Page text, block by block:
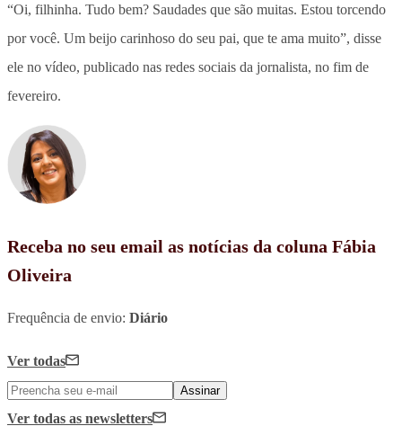
“Oi, filhinha. Tudo bem? Saudades que são muitas. Estou torcendo
por você. Um beijo carinhoso do seu pai, que te ama muito”, disse
ele no vídeo, publicado nas redes sociais da jornalista, no fim de
fevereiro.
Receba no seu email as notícias da coluna Fábia
Oliveira
Frequência de envio: Diário
Ver todas
Assinar
Ver todas as newsletters